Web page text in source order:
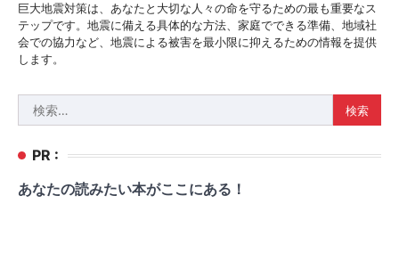
巨大地震対策は、あなたと大切な人々の命を守るための最も重要なス
テップです。地震に備える具体的な方法、家庭でできる準備、地域社
会での協力など、地震による被害を最小限に抑えるための情報を提供
します。
索:
PR :
あなたの読みたい本がここにある！